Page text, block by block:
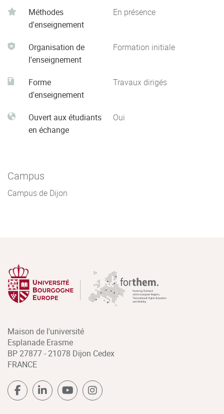
Méthodes
d'enseignement
En présence
Organisation de
l'enseignement
Formation initiale
Forme
d'enseignement
Travaux dirigés
Ouvert aux étudiants
en échange
Oui
Campus
Campus de Dijon
Maison de l'université
Esplanade Erasme
BP 27877 - 21078 Dijon Cedex
FRANCE